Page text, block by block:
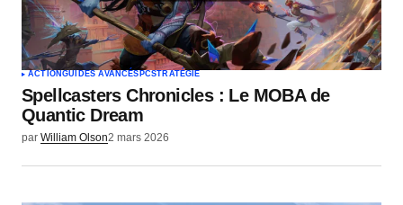
Votre e-mail*
Envoyer un commentaire
ACTIONGUIDES AVANCÉS PCSTRATÉGIE
Spellcasters Chronicles : Le MOBA de
Quantic Dream
par William Olson2 mars 2026